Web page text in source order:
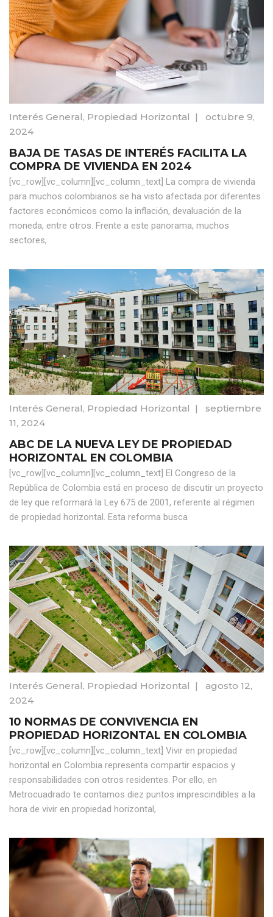
Interés General, Propiedad Horizontal | octubre 9,
2024
BAJA DE TASAS DE INTERÉS FACILITA LA
COMPRA DE VIVIENDA EN 2024
[vc_row][vc_column][vc_column_text] La compra de vivienda
para muchos colombianos se ha visto afectada por diferentes
factores económicos como la inflación, devaluación de la
moneda, entre otros. Frente a este panorama, muchos
sectores,
Interés General, Propiedad Horizontal | septiembre
11, 2024
ABC DE LA NUEVA LEY DE PROPIEDAD
HORIZONTAL EN COLOMBIA
[vc_row][vc_column][vc_column_text] El Congreso de la
República de Colombia está en proceso de discutir un proyecto
de ley que reformará la Ley 675 de 2001, referente al régimen
de propiedad horizontal. Esta reforma busca
Interés General, Propiedad Horizontal | agosto 12,
2024
10 NORMAS DE CONVIVENCIA EN
PROPIEDAD HORIZONTAL EN COLOMBIA
[vc_row][vc_column][vc_column_text] Vivir en propiedad
horizontal en Colombia representa compartir espacios y
responsabilidades con otros residentes. Por ello, en
Metrocuadrado te contamos diez puntos imprescindibles a la
hora de vivir en propiedad horizontal,